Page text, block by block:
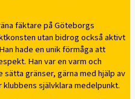
fäktare på Göteborgs
utan bidrog också aktivt
hade en unik förmåga att
Han var en varm och
gränser, gärna med hjälp av
självklara medelpunkt.